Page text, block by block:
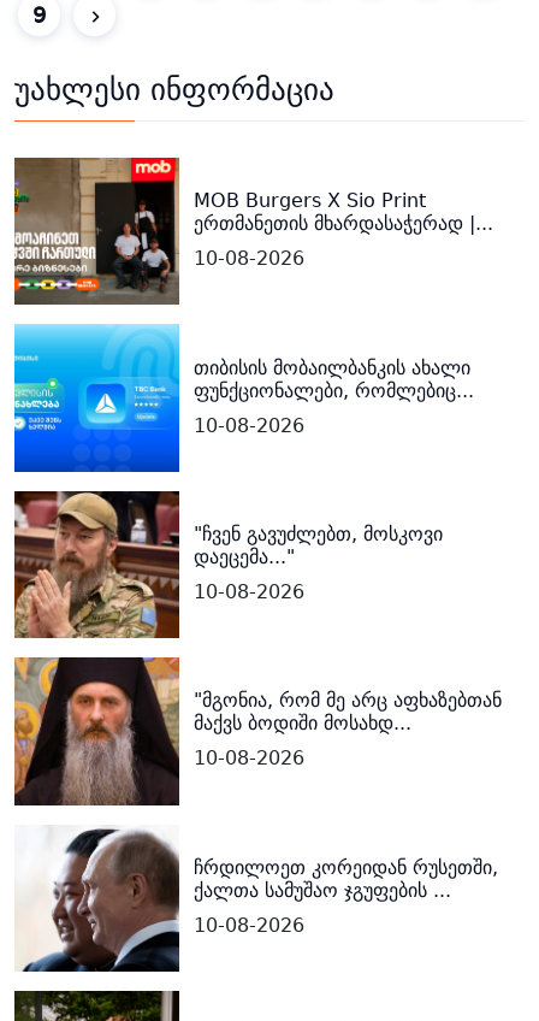
9
უახლესი ინფორმაცია
MOB Burgers X Sio Print
ერთმანეთის მხარდასაჭერად |...
10-08-2026
თიბისის მობაილბანკის ახალი
ფუნქციონალები, რომლებიც...
10-08-2026
"ჩვენ გავუძლებთ, მოსკოვი
დაეცემა..."
10-08-2026
"მგონია, რომ მე არც აფხაზებთან
მაქვს ბოდიში მოსახდ...
10-08-2026
ჩრდილოეთ კორეიდან რუსეთში,
ქალთა სამუშაო ჯგუფების ...
10-08-2026